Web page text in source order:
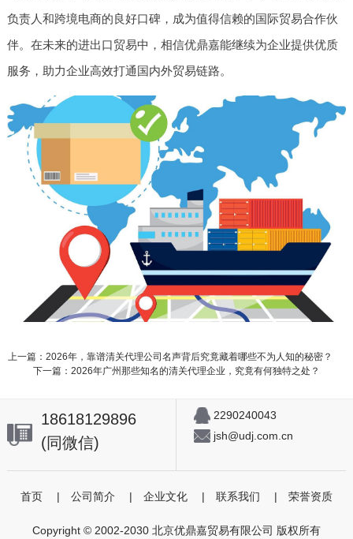
负责人和跨境电商的良好口碑，成为值得信赖的国际贸易合作伙
伴。在未来的进出口贸易中，相信优鼎嘉能继续为企业提供优质
服务，助力企业高效打通国内外贸易链路。
上一篇：2026年，靠谱清关代理公司名声背后究竟藏着哪些不为人知的秘密？
下一篇：2026年广州那些知名的清关代理企业，究竟有何独特之处？
18618129896
(同微信)
2290240043
jsh@udj.com.cn
首页 | 公司简介 | 企业文化 | 联系我们 | 荣誉资质
Copyright © 2002-2030 北京优鼎嘉贸易有限公司 版权所有